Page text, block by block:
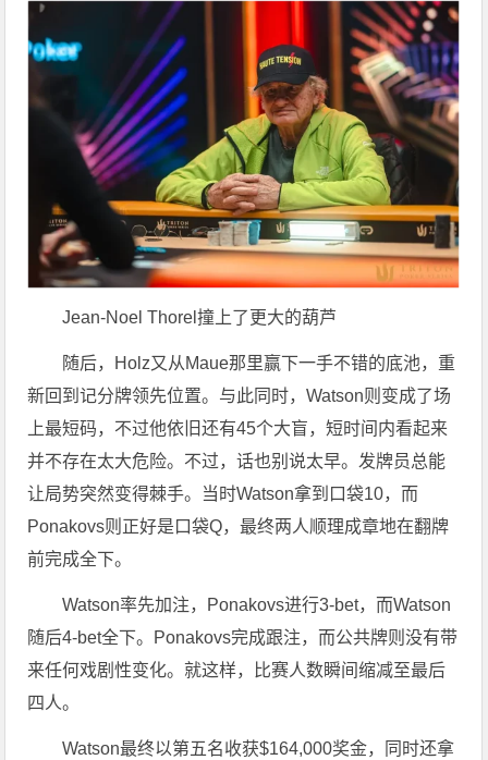
Jean-Noel Thorel撞上了更大的葫芦
随后，Holz又从Maue那里赢下一手不错的底池，重
新回到记分牌领先位置。与此同时，Watson则变成了场
上最短码，不过他依旧还有45个大盲，短时间内看起来
并不存在太大危险。不过，话也别说太早。发牌员总能
让局势突然变得棘手。当时Watson拿到口袋10，而
Ponakovs则正好是口袋Q，最终两人顺理成章地在翻牌
前完成全下。
Watson率先加注，Ponakovs进行3-bet，而Watson
随后4-bet全下。Ponakovs完成跟注，而公共牌则没有带
来任何戏剧性变化。就这样，比赛人数瞬间缩减至最后
四人。
Watson最终以第五名收获$164,000奖金，同时还拿